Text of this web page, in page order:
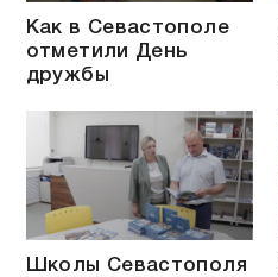
Как в Севастополе
отметили День
дружбы
Школы Севастополя